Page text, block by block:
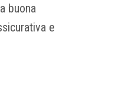
buona
e